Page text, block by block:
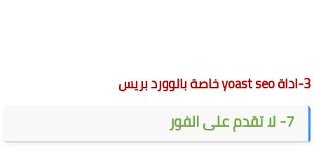
3-اداة yoast seoخاصة بالوورد بريس
7- لا تقدم على الفور